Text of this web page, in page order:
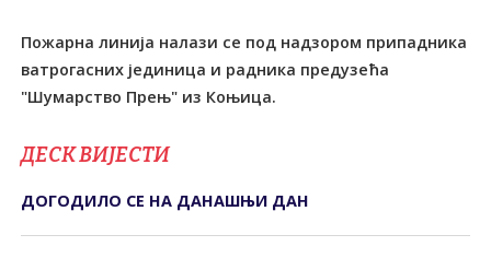
Пожарна линија налази се под надзором припадника
ватрогасних јединица и радника предузећа
"Шумарство Прењ" из Коњица.
ДЕСК ВИЈЕСТИ
ДОГОДИЛО СЕ НА ДАНАШЊИ ДАН